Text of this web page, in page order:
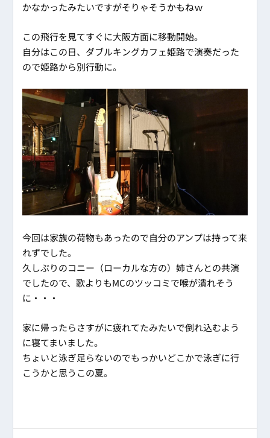
かなかったみたいですがそりゃそうかもねｗ
この飛行を見てすぐに大阪方面に移動開始。
自分はこの日、ダブルキングカフェ姫路で演奏だった
ので姫路から別行動に。
今回は家族の荷物もあったので自分のアンプは持って来
れずでした。
久しぶりのコニー（ローカルな方の）姉さんとの共演
でしたので、歌よりもMCのツッコミで喉が潰れそう
に・・・
家に帰ったらさすがに疲れてたみたいで倒れ込むよう
に寝てまいました。
ちょいと泳ぎ足らないのでもっかいどこかで泳ぎに行
こうかと思うこの夏。